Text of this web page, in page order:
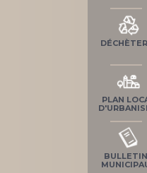
PLAN